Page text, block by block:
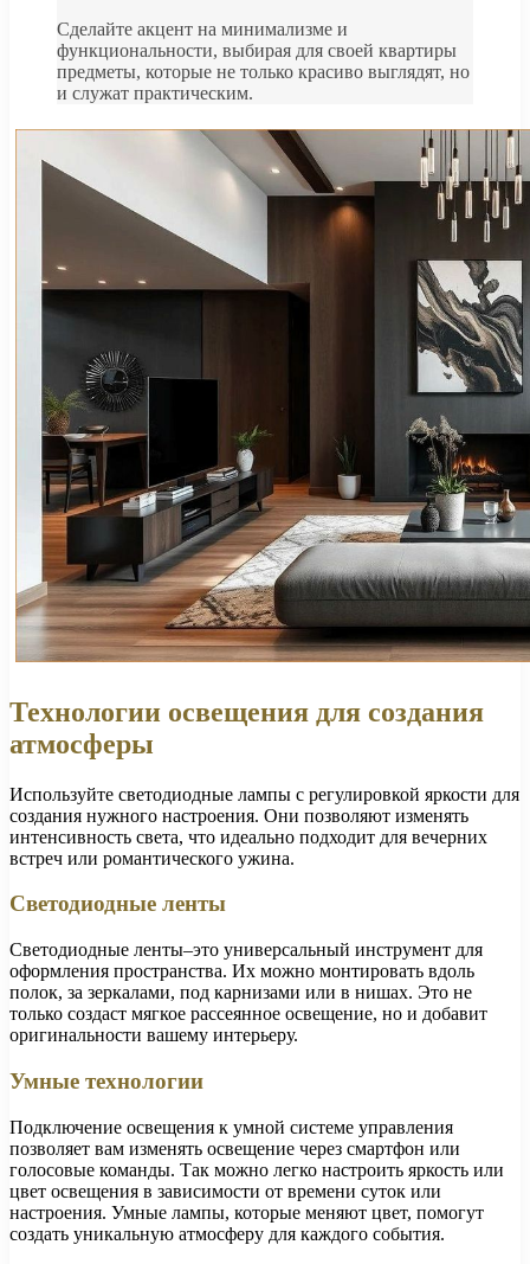
Сделайте акцент на минимализме и
функциональности, выбирая для своей квартиры
предметы, которые не только красиво выглядят, но
и служат практическим.
Технологии освещения для создания
атмосферы
Используйте светодиодные лампы с регулировкой яркости для
создания нужного настроения. Они позволяют изменять
интенсивность света, что идеально подходит для вечерних
встреч или романтического ужина.
Светодиодные ленты
Светодиодные ленты–это универсальный инструмент для
оформления пространства. Их можно монтировать вдоль
полок, за зеркалами, под карнизами или в нишах. Это не
только создаст мягкое рассеянное освещение, но и добавит
оригинальности вашему интерьеру.
Умные технологии
Подключение освещения к умной системе управления
позволяет вам изменять освещение через смартфон или
голосовые команды. Так можно легко настроить яркость или
цвет освещения в зависимости от времени суток или
настроения. Умные лампы, которые меняют цвет, помогут
создать уникальную атмосферу для каждого события.